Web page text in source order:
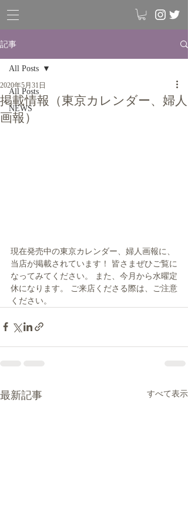
記事
All Posts
NEWS
All Posts
掲載情報（東京カレンダー、婦人
画報）
2020年5月31日
現在発売中の東京カレンダー、婦人画報に、
当店が掲載されています！ 皆さまぜひご覧に
なってみてください。 また、今月から水曜定
休になります。 ご来店くださる際は、ご注意
ください。
最新記事 すべて表示